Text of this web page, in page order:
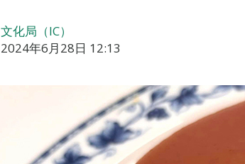
文化局（IC）
2024年6月28日 12:13